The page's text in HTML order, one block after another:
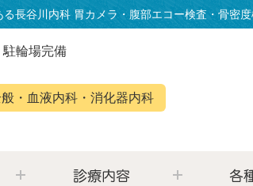
長谷川内科 胃カメラ・腹部エコー検査・骨密
駐輪場完備
・血液内科・消化器内科